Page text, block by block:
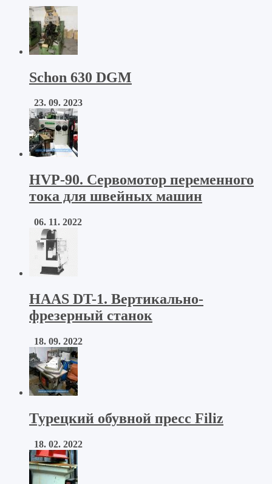
Schon 630 DGM
23. 09. 2023
HVP-90. Сервомотор переменного
тока для швейных машин
06. 11. 2022
HAAS DT-1. Вертикально-
фрезерный станок
18. 09. 2022
Турецкий обувной пресс Filiz
18. 02. 2022